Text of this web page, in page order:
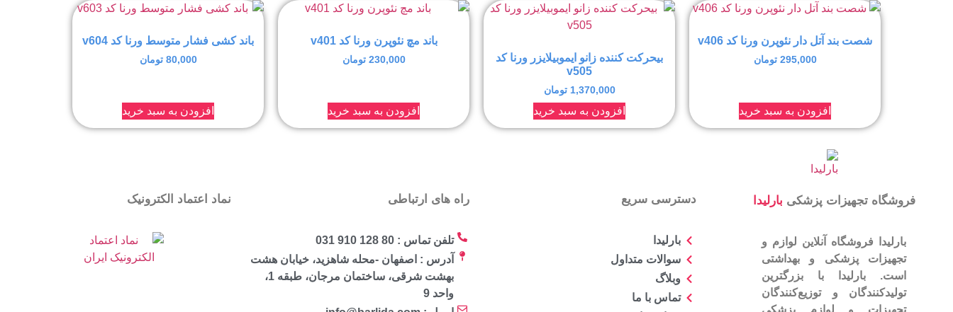
شصت بند آتل دار نئوپرن ورنا کد v406
295,000 تومان
افزودن به سبد خرید
بیحرکت کننده زانو ایموبیلایزر ورنا کد
v505
1,370,000 تومان
افزودن به سبد خرید
باند مچ نئوپرن ورنا کد v401
230,000 تومان
افزودن به سبد خرید
باند کشی فشار متوسط ورنا کد v604
80,000 تومان
افزودن به سبد خرید
فروشگاه تجهیزات پزشکی بارلیدا
بارلیدا فروشگاه آنلاین لوازم و
تجهیزات پزشکی و بهداشتی
است. بارلیدا با بزرگترین
تولیدکنندگان و توزیع‌کنندگان
دسترسی سریع
بارلیدا
سوالات متداول
وبلاگ
تماس با ما
راه های ارتباطی
تلفن تماس : 80 128 910 031
آدرس : اصفهان -محله شاهزید، خیابان هشت
بهشت شرقی، ساختمان مرجان، طبقه 1،
واحد 9
نماد اعتماد الکترونیک